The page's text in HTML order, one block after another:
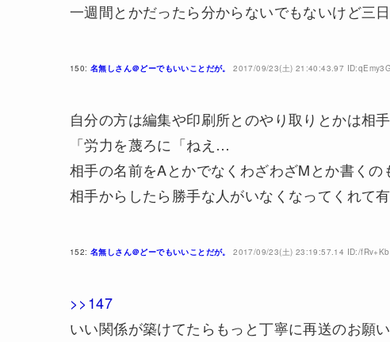
一週間とかだったら分からないでもないけど三
150: 名無しさん＠どーでもいいことだが。 2017/09/23(土) 21:40:43.97
自分の方は編集や印刷所とのやり取りとかは相
「労力を蔑ろに「ねえ…
相手の名前をAとかでなくわざわざMとか書くの
相手からしたら勝手な人がいなくなってくれて
152: 名無しさん＠どーでもいいことだが。 2017/09/23(土) 23:19:57.14 ID:/
>>147
いい関係が築けてたらもっと丁寧に再送のお願